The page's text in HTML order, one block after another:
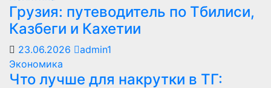
Грузия: путеводитель по Тбилиси,
Казбеги и Кахетии
23.06.2026
admin1
Экономика
Что лучше для накрутки в ТГ: